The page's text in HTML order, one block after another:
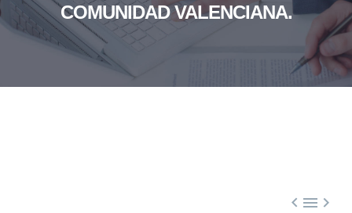
COMUNIDAD VALENCIANA.
